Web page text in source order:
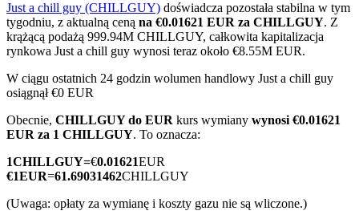
Kontrakty terminowe COIN-M
Kontrakty terminowe na kryptowaluty
TradFi
Instrumenty pochodne na akcje, forex, metale szlachetne i
towary
Just a chill guy (CHILLGUY) doświadcza pozostała stabilna w tym
tygodniu, z aktualną ceną na €0.01621 EUR za CHILLGUY. Z
krążącą podażą 999.94M CHILLGUY, całkowita kapitalizacja
rynkowa Just a chill guy wynosi teraz około €8.55M EUR.
W ciągu ostatnich 24 godzin wolumen handlowy Just a chill guy
osiągnął €0 EUR
Obecnie, CHILLGUY do EUR kurs wymiany wynosi €0.01621
EUR za 1 CHILLGUY. To oznacza:
1CHILLGUY=€0.01621EUR
€1EUR=61.69031462CHILLGUY
(Uwaga: opłaty za wymianę i koszty gazu nie są wliczone.)